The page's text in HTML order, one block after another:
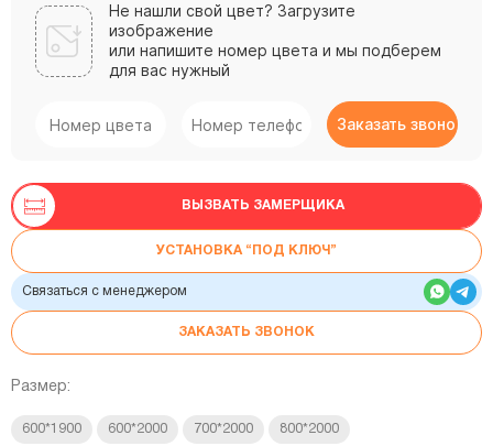
Не нашли свой цвет? Загрузите
изображение
или напишите номер цвета и мы подберем
для вас нужный
ВЫЗВАТЬ ЗАМЕРЩИКА
УСТАНОВКА “ПОД КЛЮЧ”
Связаться с менеджером
ЗАКАЗАТЬ ЗВОНОК
Размер:
600*1900 600*2000 700*2000 800*2000